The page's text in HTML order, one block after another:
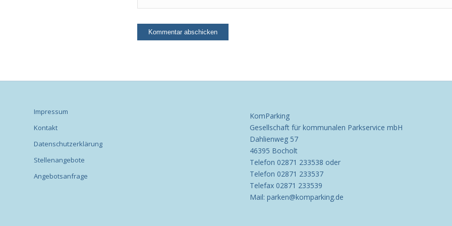
Impressum
Kontakt
Datenschutzerklärung
Stellenangebote
Angebotsanfrage
KomParking
Gesellschaft für kommunalen Parkservice mbH
Dahlienweg 57
46395 Bocholt
Telefon 02871 233538 oder
Telefon 02871 233537
Telefax 02871 233539
Mail: parken@komparking.de